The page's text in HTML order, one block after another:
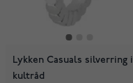
Lykken Casuals silverring i
kultråd